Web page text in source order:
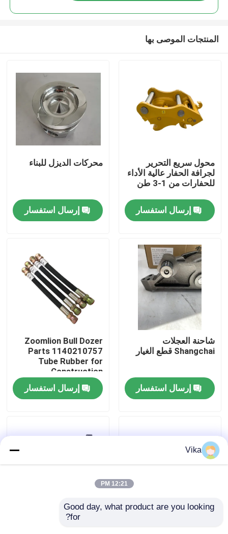
المنتجات
حول بنا
جولة في المعمل
اتصل بنا
طلب اقتباس
المنتجات الموصى بها
محول سريع التحرير
لجرافة الحفار عالية الأداء
للحفارات من 1-3 طن
إرسال استفسار
محركات الديزل للبناء
إرسال استفسار
شاحنة العجلات
Shangchai قطع الغيار
إرسال استفسار
Zoomlion Bull Dozer
Parts 1140210757
Tube Rubber for
Construction
Machinery Maintaining
إرسال استفسار
XGMA قطع غيار لودر
Vika
12:21 PM
Good day, what product are you looking
for?